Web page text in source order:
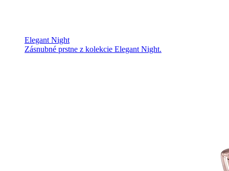
Elegant Night
Zásnubné prstne z kolekcie Elegant Night.